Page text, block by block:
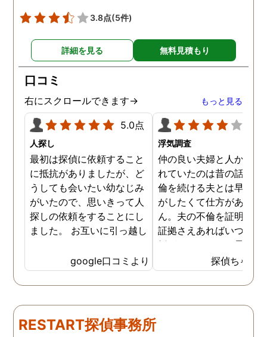
3.8点(5件)
詳細を見る 無料見積もり
口コミ
右にスクロールできます→ もっと見る
5.0点
人探し
最初は探偵に依頼すること
に抵抗がありましたが、ど
うしても会いたい幼なじみ
がいたので、思いきって人
探しの依頼をすることにし
ました。 お互いに引っ越し
いる情報も少なかったの
で、難しいかなと思ってい
たのですが、見事に探して
ました。うれしくてお互い
に涙の再会でした。 対応し
google口コミより
浮気調査
仲の良い夫婦と人から言
れていたのは昔の話で、
倫を続ける夫とは早く離
がしたくて仕方がありま
ん。夫の不倫を証明でき
証拠さえあればいつでも
婚ができるのにと愚痴を
ぼしていると、姉が探偵
不倫の証拠集めを依頼し
くれました。探偵事務所
にも関わらず、相談員の
探偵ちゃん
RESTART探偵事務所